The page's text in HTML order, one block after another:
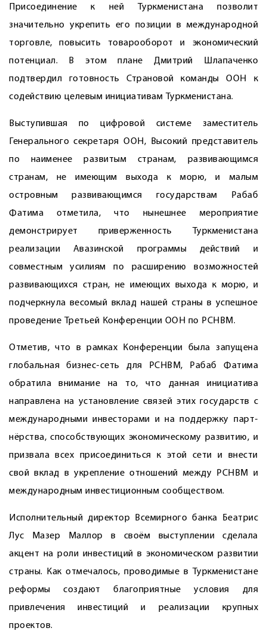
Присоединение к ней Туркменистана позволит
значительно укрепить его позиции в международной
торговле, повысить товарооборот и экономический
потенциал. В этом плане Дмитрий Шлапаченко
подтвердил готовность Страновой команды ООН к
содействию целевым инициативам Туркменистана.
Выступившая по цифровой системе заместитель
Генерального секретаря ООН, Высокий представитель
по наименее развитым странам, развивающимся
странам, не имеющим выхода к морю, и малым
островным развивающимся государствам Рабаб
Фатима отметила, что нынешнее мероприятие
демонстрирует приверженность Туркменистана
реализации Авазинской программы действий и
совместным усилиям по расширению возможностей
развивающихся стран, не имеющих выхода к морю, и
подчеркнула весомый вклад нашей страны в успешное
проведение Третьей Конференции ООН по РСНВМ.
Отметив, что в рамках Конференции была запущена
глобальная бизнес-сеть для РСНВМ, Рабаб Фатима
обратила внимание на то, что данная инициатива
направлена на установление связей этих государств с
международными инвесторами и на поддержку парт­
нёрства, способствующих экономическому развитию, и
призвала всех присоединиться к этой сети и внести
свой вклад в укрепление отношений между РСНВМ и
международным инвестиционным сообществом.
Исполнительный директор Всемирного банка Беатрис
Лус Мазер Маллор в своём выступлении сделала
акцент на роли инвестиций в экономическом развитии
страны. Как отмечалось, проводимые в Туркменистане
реформы создают благоприятные условия для
привлечения инвестиций и реализации крупных
проектов.